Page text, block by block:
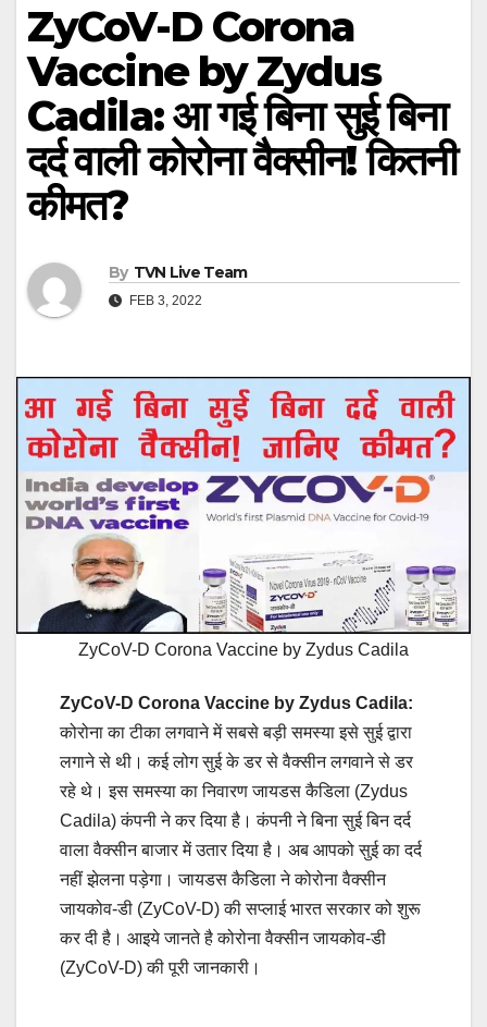
ZyCoV-D Corona
Vaccine by Zydus
Cadila: आ गई बिना सुई बिना
दर्द वाली कोरोना वैक्सीन! कितनी
कीमत?
By TVN Live Team
FEB 3, 2022
ZyCoV-D Corona Vaccine by Zydus Cadila
ZyCoV-D Corona Vaccine by Zydus Cadila:
कोरोना का टीका लगवाने में सबसे बड़ी समस्या इसे सुई द्वारा
लगाने से थी। कई लोग सुई के डर से वैक्सीन लगवाने से डर
रहे थे। इस समस्या का निवारण जायडस कैडिला (Zydus
Cadila) कंपनी ने कर दिया है। कंपनी ने बिना सुई बिन दर्द
वाला वैक्सीन बाजार में उतार दिया है। अब आपको सुई का दर्द
नहीं झेलना पड़ेगा। जायडस कैडिला ने कोरोना वैक्सीन
जायकोव-डी (ZyCoV-D) की सप्लाई भारत सरकार को शुरू
कर दी है। आइये जानते है कोरोना वैक्सीन जायकोव-डी
(ZyCoV-D) की पूरी जानकारी।